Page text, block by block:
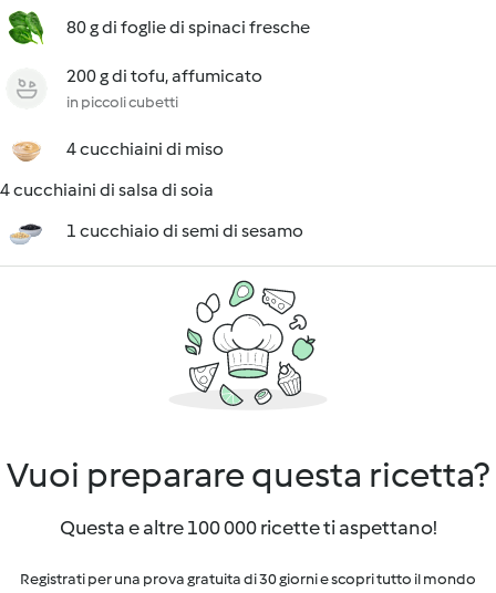
80 g di foglie di spinaci fresche
200 g di tofu, affumicato
in piccoli cubetti
4 cucchiaini di miso
4 cucchiaini di salsa di soia
1 cucchiaio di semi di sesamo
Vuoi preparare questa ricetta?
Questa e altre 100 000 ricette ti aspettano!
Registrati per una prova gratuita di 30 giorni e scopri tutto il mondo